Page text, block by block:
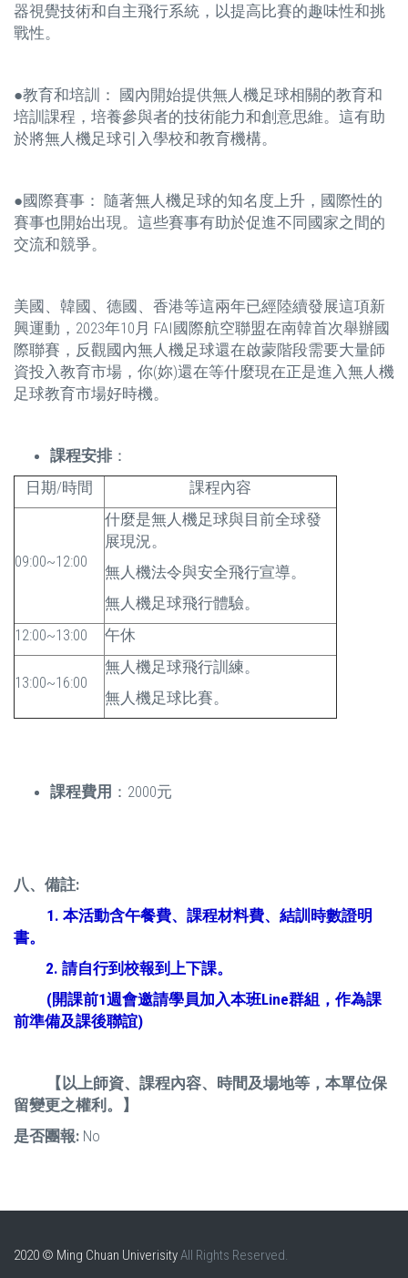
器視覺技術和自主飛行系統，以提高比賽的趣味性和挑
戰性。
●教育和培訓： 國內開始提供無人機足球相關的教育和
培訓課程，培養參與者的技術能力和創意思維。這有助
於將無人機足球引入學校和教育機構。
●國際賽事： 隨著無人機足球的知名度上升，國際性的
賽事也開始出現。這些賽事有助於促進不同國家之間的
交流和競爭。
美國、韓國、德國、香港等這兩年已經陸續發展這項新
興運動，2023年10月 FAI國際航空聯盟在南韓首次舉辦國
際聯賽，反觀國內無人機足球還在啟蒙階段需要大量師
資投入教育市場，你(妳)還在等什麼現在正是進入無人機
足球教育市場好時機。
課程安排 ：
日期/時間
課程內容
09:00~12:00
什麼是無人機足球與目前全球發
展現況。
無人機法令與安全飛行宣導。
無人機足球飛行體驗。
12:00~13:00
午休
13:00~16:00
無人機足球飛行訓練。
無人機足球比賽。
課程費用 ：2000元
八、備註:
1. 本活動含午餐費、課程材料費、結訓時數證明
書。
2.請自行到校報到上下課。
(開課前1週會邀請學員加入本班Line群組，作為課
前準備及課後聯誼)
【以上師資、課程內容、時間及場地等，本單位保
留變更之權利。】
是否團報: No
2020 © Ming Chuan Univerisity All Rights Reserved.